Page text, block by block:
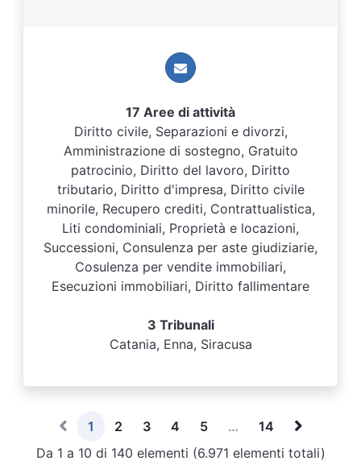
17 Aree di attività
Diritto civile, Separazioni e divorzi,
Amministrazione di sostegno, Gratuito
patrocinio, Diritto del lavoro, Diritto
tributario, Diritto d'impresa, Diritto civile
minorile, Recupero crediti, Contrattualistica,
Liti condominiali, Proprietà e locazioni,
Successioni, Consulenza per aste giudiziarie,
Cosulenza per vendite immobiliari,
Esecuzioni immobiliari, Diritto fallimentare
3 Tribunali
Catania, Enna, Siracusa
1 2 3 4 5 …
14
Da 1 a 10 di 140 elementi (6.971 elementi totali)